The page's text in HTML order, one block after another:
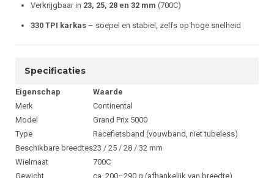
Verkrijgbaar in 23, 25, 28 en 32 mm (700C)
330 TPI karkas – soepel en stabiel, zelfs op hoge snelheid
Specificaties
Eigenschap
Waarde
Merk
Continental
Model
Grand Prix 5000
Type
Racefietsband (vouwband, niet tubeless)
Beschikbare breedtes23 / 25 / 28 / 32 mm
Wielmaat
700C
Gewicht
ca. 200–290 g (afhankelijk van breedte)